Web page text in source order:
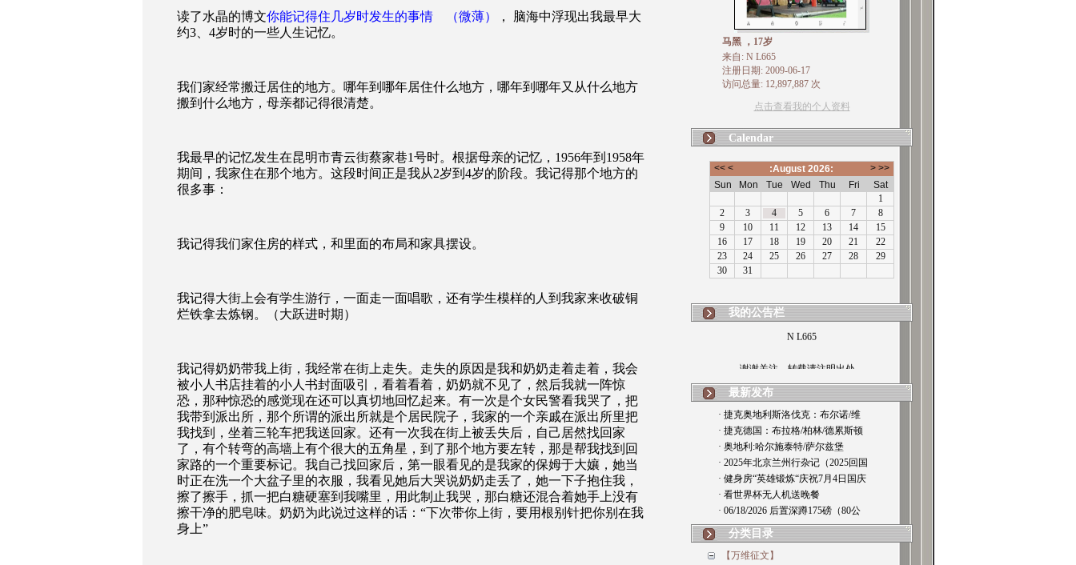
读了水晶的博文你能记得住几岁时发生的事情 （微薄）
， 脑海中浮现出我最早大
约3、 4岁时的一些人生记忆。
我们家经常搬迁居住的地方。哪年到哪年居住什么地方，哪年到哪年又从什么地方
搬到什么地方，母亲都记得很清楚。
我最早的记忆发生在昆明市青云街蔡家巷1号时。根据母亲的记忆， 1956年到 1958年
期间，我家住在那个地方。这段时间正是我从2岁到 4岁的阶段。我记得那个地方的
很多事：
我记得我们家住房的样式，和里面的布局和家具摆设。
我记得大街上会有学生游行，一面走一面唱歌，还有学生模样的人到我家来收破铜
烂铁拿去炼钢。（大跃进时期）
我记得奶奶带我上街，我经常在街上走失。走失的原因是我和奶奶走着走着，我会
被小人书店挂着的小人书封面吸引，看着看着，奶奶就不见了，然后我就一阵惊
恐，那种惊恐的感觉现在还可以真切地回忆起来。有一次是个女民警看我哭了，把
我带到派出所，那个所谓的派出所就是个居民院子，我家的一个亲戚在派出所里把
我找到，坐着三轮车把我送回家。还有一次我在街上被丢失后，自己居然找回家
了，有个转弯的高墙上有个很大的五角星，到了那个地方要左转，那是帮我找到回
家路的一个重要标记。我自己找回家后，第一眼看见的是我家的保姆于大孃，她当
时正在洗一个大盆子里的衣服，我看见她后大哭说奶奶走丢了，她一下子抱住我，
擦了擦手，抓一把白糖硬塞到我嘴里，用此制止我哭，那白糖还混合着她手上没有
擦干净的肥皂味。奶奶为此说过这样的话：“下次带你上街，要用根别针把你别在我
身上”
马黑 ，17岁
来自: N L665
注册日期: 2009-06-17
访问总量: 12,897,887 次
点击查看我的个人资料
Calendar
我的公告栏
最新发布
· 捷克奥地利斯洛伐克：布尔诺/维
· 捷克德国：布拉格/柏林/德累斯顿
· 奥地利:哈尔施泰特/萨尔兹堡
· 2025年北京兰州行杂记（2025回国
· 健身房“英雄锻炼“庆祝7月4日国庆
· 看世界杯无人机送晚餐
· 06/18/2026 后置深蹲175磅（80公
分类目录
【万维征文】